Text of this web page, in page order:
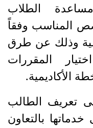
الطلاب
المناسب وفقاً
وذلك عن طرق
المقررات
الأكاديمية.
تعريف الطالب
بالتعاون